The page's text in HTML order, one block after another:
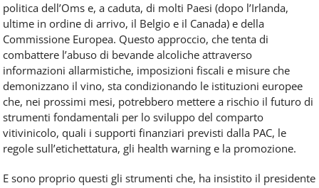
politica dell’Oms e, a caduta, di molti Paesi (dopo l’Irlanda,
ultime in ordine di arrivo, il Belgio e il Canada) e della
Commissione Europea. Questo approccio, che tenta di
combattere l’abuso di bevande alcoliche attraverso
informazioni allarmistiche, imposizioni fiscali e misure che
demonizzano il vino, sta condizionando le istituzioni europee
che, nei prossimi mesi, potrebbero mettere a rischio il futuro di
strumenti fondamentali per lo sviluppo del comparto
vitivinicolo, quali i supporti finanziari previsti dalla PAC, le
regole sull’etichettatura, gli health warning e la promozione.
E sono proprio questi gli strumenti che, ha insistito il presidente